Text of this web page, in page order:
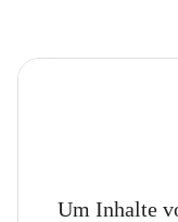
Um Inhalte